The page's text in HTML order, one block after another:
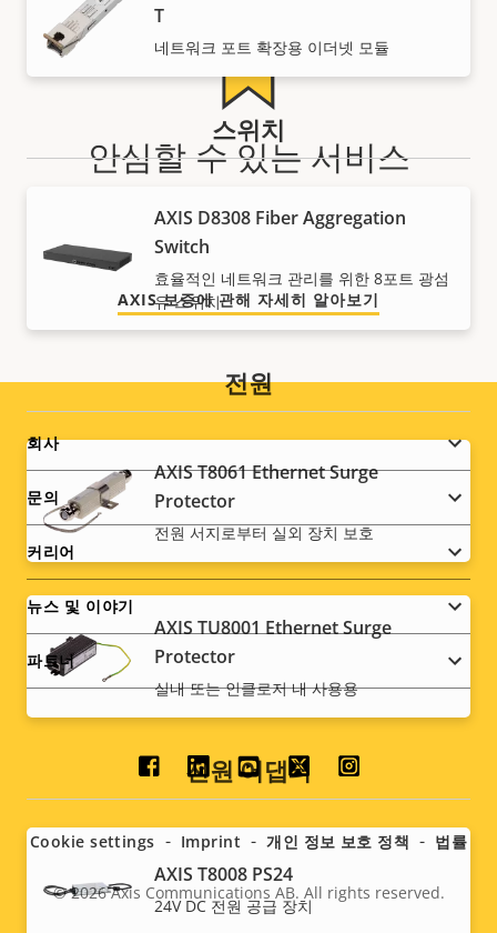
T
네트워크 포트 확장용 이더넷 모듈
스위치
AXIS D8308 Fiber Aggregation
Switch
효율적인 네트워크 관리를 위한 8포트 광섬
유 스위치
전원
AXIS T8061 Ethernet Surge
Protector
전원 서지로부터 실외 장치 보호
AXIS TU8001 Ethernet Surge
Protector
실내 또는 인클로저 내 사용용
전원 어댑터
AXIS T8008 PS24
24V DC 전원 공급 장치
안심할 수 있는 서비스
당사의 3년 보증으로 문제 없는 소유와 비용 관리가 이루
어집니다.
AXIS 보증에 관해 자세히 알아보기
Footer
menu
회사
문의
커리어
뉴스 및 이야기
파트너
Social
menu
Legal
© 2026Axis Communications AB. All rights reserved.
Cookie settings Imprint 개인 정보 보호 정책 법률